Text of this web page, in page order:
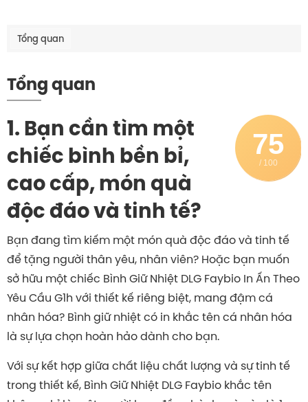
Tổng quan
Tổng quan
75
/ 100
1. Bạn cần tìm một
chiếc bình bền bỉ,
cao cấp, món quà
độc đáo và tinh tế?
Bạn đang tìm kiếm một món quà độc đáo và tinh tế
để tặng người thân yêu, nhân viên? Hoặc bạn muốn
sở hữu một chiếc Bình Giữ Nhiệt DLG Faybio In Ấn Theo
Yêu Cầu G1h với thiết kế riêng biệt, mang đậm cá
nhân hóa? Bình giữ nhiệt có in khắc tên cá nhân hóa
là sự lựa chọn hoàn hảo dành cho bạn.
Với sự kết hợp giữa chất liệu chất lượng và sự tinh tế
trong thiết kế, Bình Giữ Nhiệt DLG Faybio khắc tên